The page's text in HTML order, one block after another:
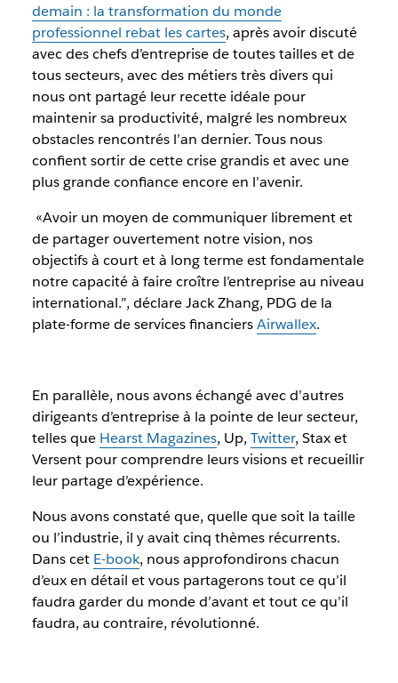
demain : la transformation du monde
professionnel rebat les cartes, après avoir discuté
avec des chefs d’entreprise de toutes tailles et de
tous secteurs, avec des métiers très divers qui
nous ont partagé leur recette idéale pour
maintenir sa productivité, malgré les nombreux
obstacles rencontrés l’an dernier. Tous nous
confient sortir de cette crise grandis et avec une
plus grande confiance encore en l’avenir.
«Avoir un moyen de communiquer librement et
de partager ouvertement notre vision, nos
objectifs à court et à long terme est fondamentale
notre capacité à faire croître l’entreprise au niveau
international.”, déclare Jack Zhang, PDG de la
plate-forme de services financiersAirwallex.
En parallèle, nous avons échangé avec d’autres
dirigeants d’entreprise à la pointe de leur secteur,
telles que Hearst Magazines, Up, Twitter, Stax et
Versent pour comprendre leurs visions et recueillir
leur partage d’expérience.
Nous avons constaté que, quelle que soit la taille
ou l’industrie, il y avait cinq thèmes récurrents.
Dans cet E-book, nous approfondirons chacun
d’eux en détail et vous partagerons tout ce qu’il
faudra garder du monde d’avant et tout ce qu’il
faudra, au contraire, révolutionné.